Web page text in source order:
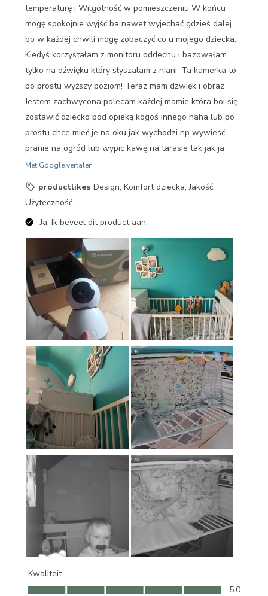
temperaturę i Wilgotność w pomieszczeniu W końcu
mogę spokojnie wyjść ba nawet wyjechać gdzieś dalej
bo w każdej chwili mogę zobaczyć co u mojego dziecka.
Kiedyś korzystałam z monitoru oddechu i bazowałam
tylko na dźwięku który słyszalam z niani. Ta kamerka to
po prostu wyższy poziom! Teraz mam dzwięk i obraz
Jestem zachwycona polecam każdej mamie która boi się
zostawić dziecko pod opieką kogoś innego haha lub po
prostu chce mieć je na oku jak wychodzi np wywieść
pranie na ogród lub wypic kawę na tarasie tak jak ja
Met Google vertalen
productlikes Design, Komfort dziecka, Jakość,
Użyteczność
Ja, Ik beveel dit product aan.
Kwaliteit
Kwaliteit, 5.0 van 5
5.0